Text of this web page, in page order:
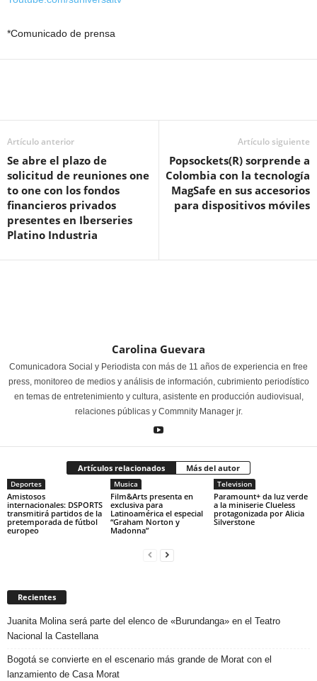
*Comunicado de prensa
Artículo anterior
Se abre el plazo de
solicitud de reuniones one
to one con los fondos
financieros privados
presentes en Iberseries
Platino Industria
Artículo siguiente
Popsockets(R) sorprende a
Colombia con la tecnología
MagSafe en sus accesorios
para dispositivos móviles
Carolina Guevara
Comunicadora Social y Periodista con más de 11 años de experiencia en free
press, monitoreo de medios y análisis de información, cubrimiento periodístico
en temas de entretenimiento y cultura, asistente en producción audiovisual,
relaciones públicas y Commnity Manager jr.
Artículos relacionados Más del autor
Deportes
Amistosos
internacionales: DSPORTS
transmitirá partidos de la
pretemporada de fútbol
europeo
Musica
Film&Arts presenta en
exclusiva para
Latinoamérica el especial
“Graham Norton y
Madonna”
Television
Paramount+ da luz verde
a la miniserie Clueless
protagonizada por Alicia
Silverstone
Recientes
Juanita Molina será parte del elenco de «Burundanga» en el Teatro
Nacional la Castellana
Bogotá se convierte en el escenario más grande de Morat con el
lanzamiento de Casa Morat